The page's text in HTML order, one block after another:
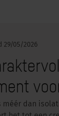
29/05/2026
méér dan